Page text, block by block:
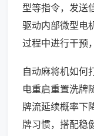
型等指令，发送
驱动内部微型电
过程中进行干预
自动麻将机如何
电重启重置洗牌
牌流延续概率下
牌习惯，搭配稳